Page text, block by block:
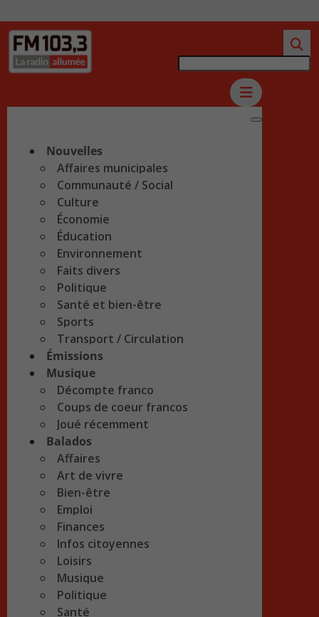
Nouvelles
Affaires municipales
Communauté / Social
Culture
Économie
Éducation
Environnement
Faits divers
Politique
Santé et bien-être
Sports
Transport / Circulation
Émissions
Musique
Décompte franco
Coups de coeur francos
Joué récemment
Balados
Affaires
Art de vivre
Bien-être
Emploi
Finances
Infos citoyennes
Loisirs
Musique
Politique
Santé